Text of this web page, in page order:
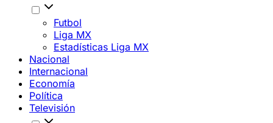
Futbol
Liga MX
Estadísticas Liga MX
Nacional
Internacional
Economía
Política
Televisión